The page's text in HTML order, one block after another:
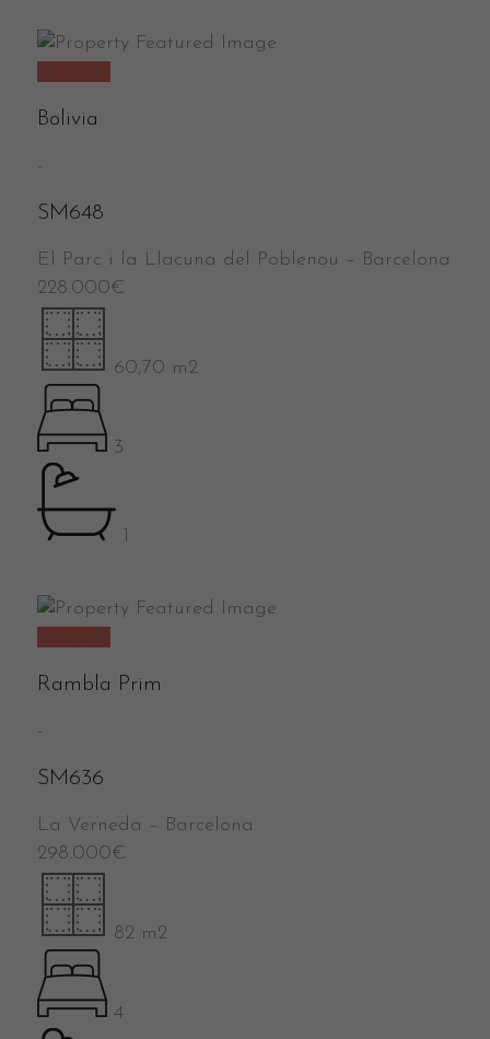
Vendido
Bolivia
-
SM648
El Parc i la Llacuna del Poblenou – Barcelona
228.000€
60,70 m2
3
1
Vendido
Rambla Prim
-
SM636
La Verneda – Barcelona
298.000€
82 m2
4